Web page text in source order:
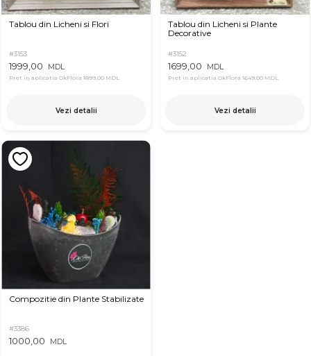
Tablou din Licheni si Flori
#3153
1999,00 MDL
Pret in aplicatia OkFlora 1899,00 MDL
Vezi detalii
Tablou din Licheni si Plante
Decorative
#3152
1699,00 MDL
Pret in aplicatia OkFlora 1649,00 MDL
Vezi detalii
Compozitie din Plante Stabilizate
#3386
1000,00 MDL